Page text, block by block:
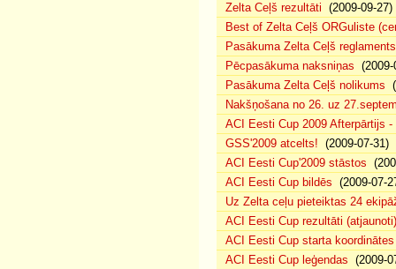
Zelta Ceļš rezultāti (2009-09-27)
Best of Zelta Ceļš ORGuliste
Pasākuma Zelta Ceļš reglaments
Pēcpasākuma naksniņas (2009-
Pasākuma Zelta Ceļš nolikums
Nakšņošana no 26. uz
ACI Eesti Cup 2009 Afterpārtijs -
GSS'2009 atcelts! (2009-07-31)
ACI Eesti Cup'2009 stāstos
ACI Eesti Cup bildēs (2009-07-
Uz Zelta ceļu pieteiktas 24
ACI Eesti Cup rezultāti (atjaunoti)
ACI Eesti Cup starta koordinātes
ACI Eesti Cup leģendas (2009-